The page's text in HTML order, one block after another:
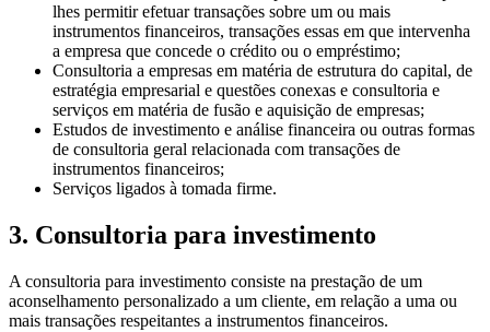
lhes permitir efetuar transações sobre um ou mais
instrumentos financeiros, transações essas em que intervenha
a empresa que concede o crédito ou o empréstimo;
Consultoria a empresas em matéria de estrutura do capital, de
estratégia empresarial e questões conexas e consultoria e
serviços em matéria de fusão e aquisição de empresas;
Estudos de investimento e análise financeira ou outras formas
de consultoria geral relacionada com transações de
instrumentos financeiros;
Serviços ligados à tomada firme.
3. Consultoria para investimento
A consultoria para investimento consiste na prestação de um
aconselhamento personalizado a um cliente, em relação a uma ou
mais transações respeitantes a instrumentos financeiros.